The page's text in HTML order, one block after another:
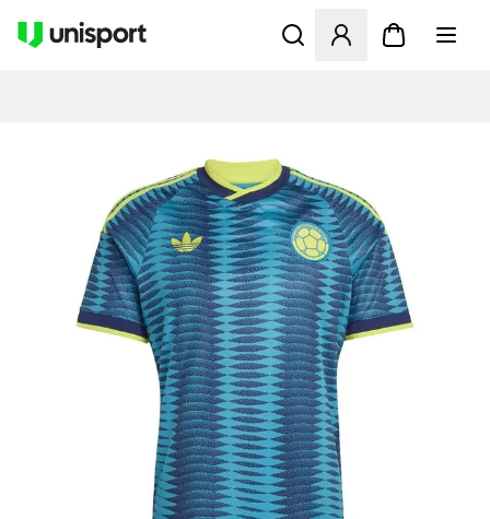
Öffnet ein Fenster zum